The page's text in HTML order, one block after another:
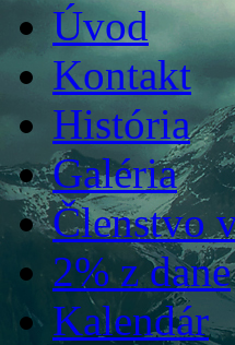
Úvod
Kontakt
História
Galéria
Členstvo
2% z dane
Kalendár